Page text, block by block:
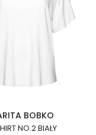
BOBKO
NO.2 BIAŁY